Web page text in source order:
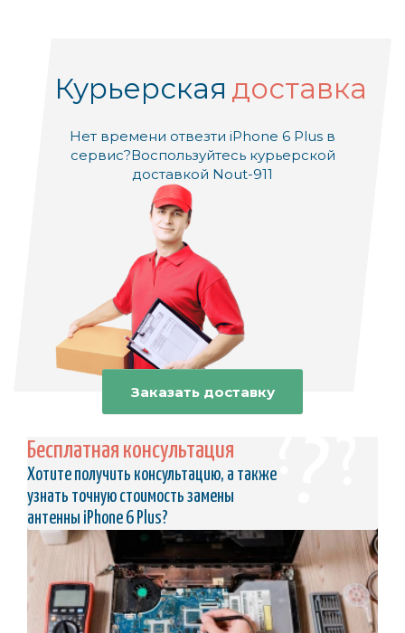
Курьерская доставка
Нет времени отвезти iPhone 6 Plus в
сервис?Воспользуйтесь курьерской
доставкой Nout-911
Заказать доставку
Бесплатная консультация
Хотите получить консультацию, а также
узнать точную стоимость замены
антенны iPhone 6 Plus?